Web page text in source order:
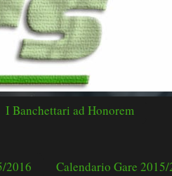
I Banchettari ad Honorem
2016
Calendario Gare